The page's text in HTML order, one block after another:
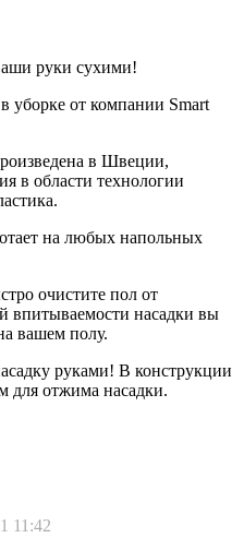
руки сухими!
уборке от компании Smart
в Швеции,
в области технологии
на любых напольных
очистите пол от
впитываемости насадки вы
вашем полу.
руками! В конструкции
для отжима насадки.
11:42